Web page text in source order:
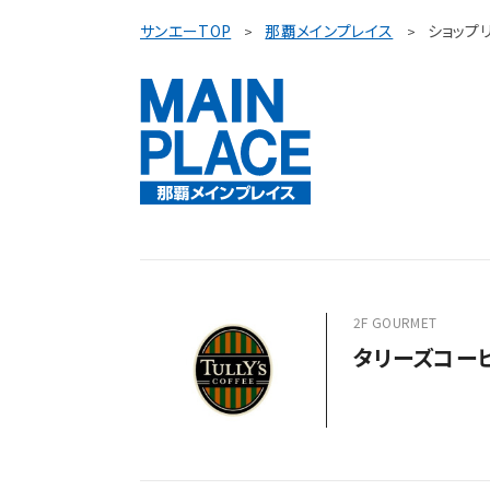
サンエーTOP 那覇メインプレイス ショップ
2F GOURMET
タリーズコー